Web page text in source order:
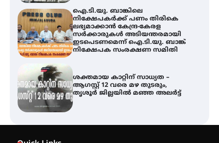
ശക്തമായ കാറ്റിന് സാധ്യത –
ആഗസ്റ്റ് 12 വരെ മഴ തുടരും,
തൃശൂർ ജില്ലയിൽ മഞ്ഞ അലർട്ട്
അരങ്ങ് 2026-ന്
സാംസ്കാരികപ്പൊലിമയോടെ
സമാപനം